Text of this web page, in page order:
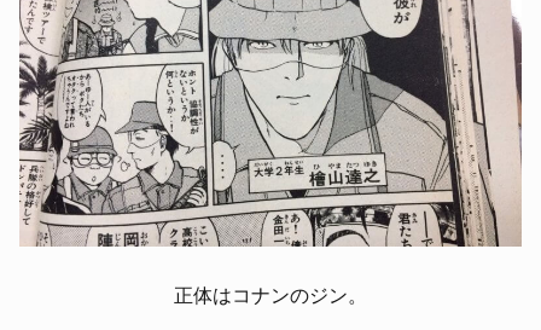
正体はコナンのジン。